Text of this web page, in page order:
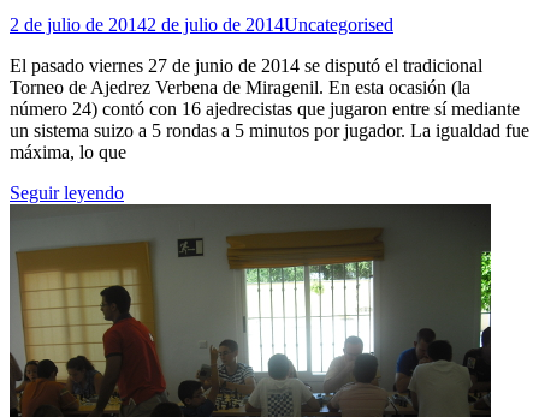
2 de julio de 20142 de julio de 2014Uncategorised
El pasado viernes 27 de junio de 2014 se disputó el tradicional
Torneo de Ajedrez Verbena de Miragenil. En esta ocasión (la
número 24) contó con 16 ajedrecistas que jugaron entre sí mediante
un sistema suizo a 5 rondas a 5 minutos por jugador. La igualdad fue
máxima, lo que
Seguir leyendo